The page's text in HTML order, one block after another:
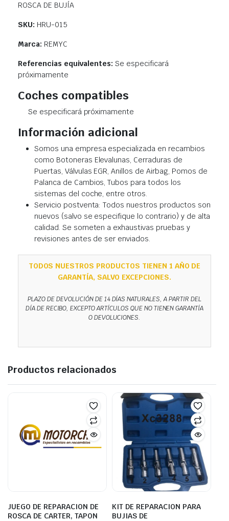
ROSCA DE BUJÍA
SKU: HRU-015
Marca: REMYC
Referencias equivalentes:Se especificará
próximamente
Coches compatibles
Se especificará próximamente
Información adicional
Somos una empresa especializada en recambios
como Botoneras Elevalunas, Cerraduras de
Puertas, Válvulas EGR, Anillos de Airbag, Pomos de
Palanca de Cambios, Tubos para todos los
sistemas del coche, entre otros.
Servicio postventa: Todos nuestros productos son
nuevos (salvo se especifique lo contrario) y de alta
calidad. Se someten a exhaustivas pruebas y
revisiones antes de ser enviados.
TODOS NUESTROS PRODUCTOS TIENEN 1 AÑO DE
GARANTÍA, SALVO EXCEPCIONES.
PLAZO DE DEVOLUCIÓN DE 14 DÍAS NATURALES, A PARTIR DEL
DÍA DE RECIBO, EXCEPTO ARTÍCULOS QUE NO TIENEN GARANTÍA
O DEVOLUCIONES.
Productos relacionados
JUEGO DE REPARACION DE
ROSCA DE CARTER, TAPON
KIT DE REPARACION PARA
BUJIAS DE